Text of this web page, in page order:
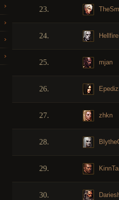
23.
24. Hellfire
25. mjan
26.
27. zhkn
28.
29.
30.